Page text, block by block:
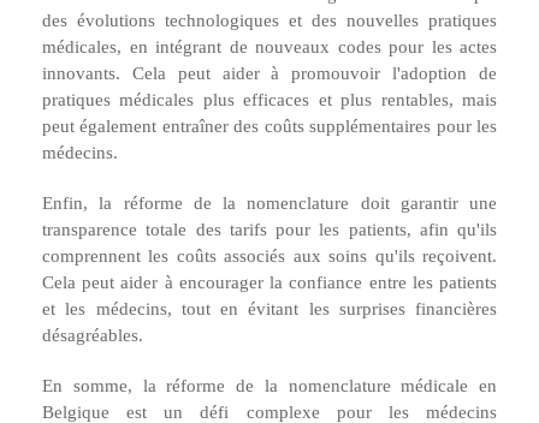
des évolutions technologiques et des nouvelles pratiques
médicales, en intégrant de nouveaux codes pour les actes
innovants. Cela peut aider à promouvoir l'adoption de
pratiques médicales plus efficaces et plus rentables, mais
peut également entraîner des coûts supplémentaires pour les
médecins.
Enfin, la réforme de la nomenclature doit garantir une
transparence totale des tarifs pour les patients, afin qu'ils
comprennent les coûts associés aux soins qu'ils reçoivent.
Cela peut aider à encourager la confiance entre les patients
et les médecins, tout en évitant les surprises financières
désagréables.
En somme, la réforme de la nomenclature médicale en
Belgique est un défi complexe pour les médecins